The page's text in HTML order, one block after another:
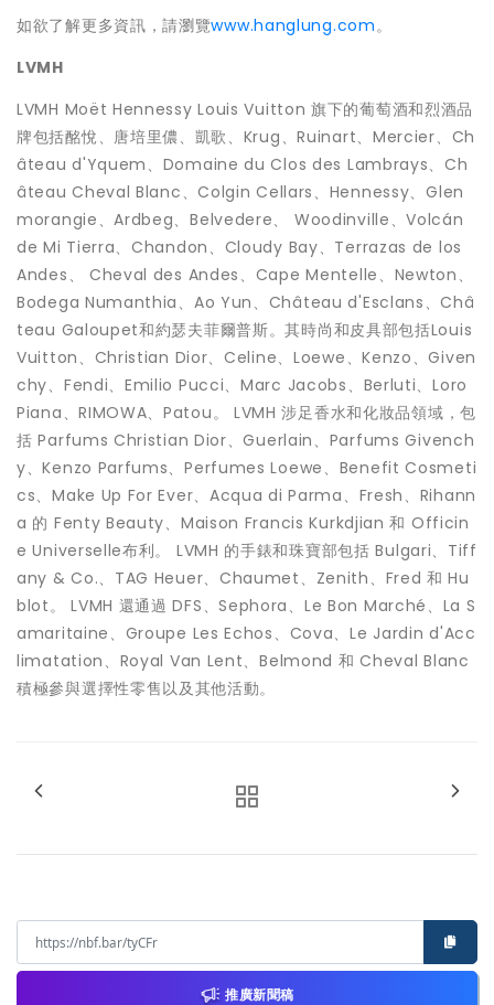
如欲了解更多資訊，請瀏覽www.hanglung.com。
LVMH
LVMH Moët Hennessy Louis Vuitton 旗下的葡萄酒和烈酒品
牌包括酩悅、唐培里儂、凱歌、Krug、Ruinart、Mercier、Ch
âteau d'Yquem、Domaine du Clos des Lambrays、Ch
âteau Cheval Blanc、Colgin Cellars、Hennessy、Glen
morangie、Ardbeg、Belvedere、 Woodinville、Volcán
de Mi Tierra、Chandon、Cloudy Bay、Terrazas de los
Andes、 Cheval des Andes、Cape Mentelle、Newton、
Bodega Numanthia、Ao Yun、Château d'Esclans、Châ
teau Galoupet和約瑟夫菲爾普斯。其時尚和皮具部包括Louis
Vuitton、Christian Dior、Celine、Loewe、Kenzo、Given
chy、Fendi、Emilio Pucci、Marc Jacobs、Berluti、Loro
Piana、RIMOWA、Patou。 LVMH 涉足香水和化妝品領域，包
括 Parfums Christian Dior、Guerlain、Parfums Givench
y、Kenzo Parfums、Perfumes Loewe、Benefit Cosmeti
cs、Make Up For Ever、Acqua di Parma、Fresh、Rihann
a 的 Fenty Beauty、Maison Francis Kurkdjian 和 Officin
e Universelle布利。 LVMH 的手錶和珠寶部包括 Bulgari、Tiff
any & Co.、TAG Heuer、Chaumet、Zenith、Fred 和 Hu
blot。 LVMH 還通過 DFS、Sephora、Le Bon Marché、La S
amaritaine、Groupe Les Echos、Cova、Le Jardin d'Acc
limatation、Royal Van Lent、Belmond 和 Cheval Blanc
積極參與選擇性零售以及其他活動。
推廣新聞稿